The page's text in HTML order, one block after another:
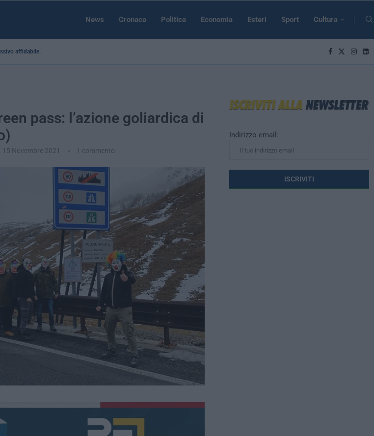
News Cronaca Politica Economia Esteri Sport Cultura
affidabile...
pass: l’azione goliardica di
15 Novembre 2021 1 commento
Indirizzo email: